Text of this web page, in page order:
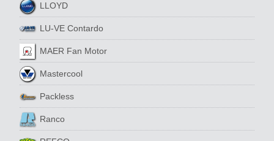
LLOYD
LU-VE Contardo
MAER Fan Motor
Mastercool
Packless
Ranco